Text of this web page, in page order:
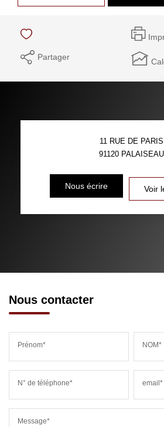
Partager
11 RUE DE PARIS
91120 PALAISEAU
Nous écrire Voir
Nous contacter
Prénom* NOM*
N° de téléphone* email*
Message*